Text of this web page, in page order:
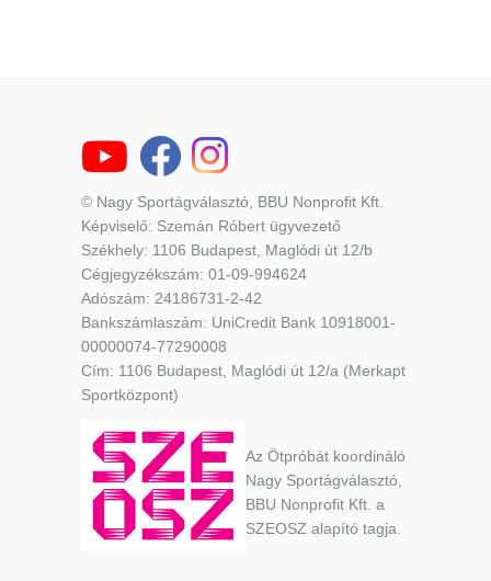
© Nagy Sportágválasztó, BBU Nonprofit Kft.
Képviselő: Szemán Róbert ügyvezető
Székhely: 1106 Budapest, Maglódi út 12/b
Cégjegyzékszám: 01-09-994624
Adószám: 24186731-2-42
Bankszámlaszám: UniCredit Bank 10918001-
00000074-77290008
Cím: 1106 Budapest, Maglódi út 12/a (Merkapt
Sportközpont)
Az Ötpróbát koordináló
Nagy Sportágválasztó,
BBU Nonprofit Kft. a
SZEOSZ alapító tagja.